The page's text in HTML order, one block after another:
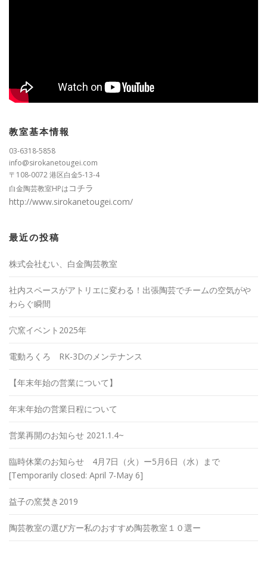
教室基本情報
03-6318-5858
info@sirokanetougei.com
〒108-0072 港区白金5-13-4
白金陶芸教室HPはコチラ
http://www.sirokanetougei.com/
最近の投稿
株式会社むい、白金陶芸教室
社内スペースがアトリエに変わる！出張陶芸でチームの空気がや
わらぐ瞬間
穴窯イベント2025年
電動ろくろ RK-3Dのメンテナンス
【年末年始の営業について】
年末年始の営業日程について
営業再開のお知らせ 2021.1.4~
臨時休業のお知らせ 4月7日（火）ー5月6日（水）まで
[Temporarily closed: April 7-May 6]
益子の窯焚き2019
陶芸教室の選び方ー私のおすすめ陶芸教室１０選ー